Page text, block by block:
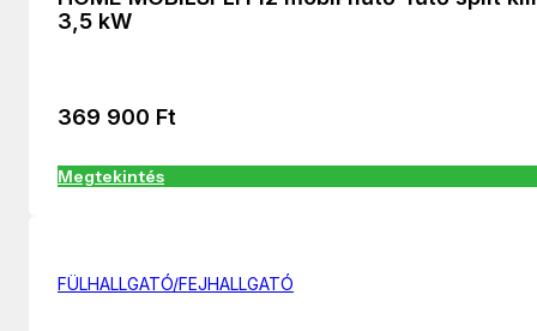
3,5 kW
369 900 Ft
Megtekintés
FÜLHALLGATÓ/FEJHALLGATÓ